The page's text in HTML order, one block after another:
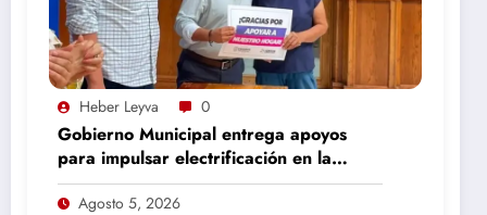
Heber Leyva 0
Gobierno Municipal entrega apoyos
para impulsar electrificación en la
colonia Recursos Hidráulicos
Agosto 5, 2026